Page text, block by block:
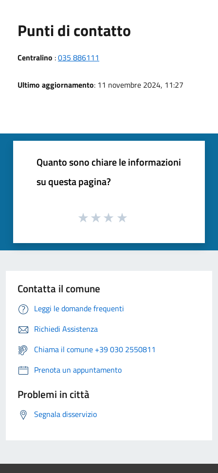
Punti di contatto
Centralino :035 886111
Ultimo aggiornamento: 11 novembre 2024, 11:27
Quanto sono chiare le informazioni
su questa pagina?
Contatta il comune
Leggi le domande frequenti
Richiedi Assistenza
Chiama il comune +39 030 2550811
Prenota un appuntamento
Problemi in città
Segnala disservizio